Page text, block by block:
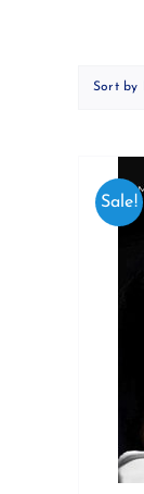
Sort by
Sale!